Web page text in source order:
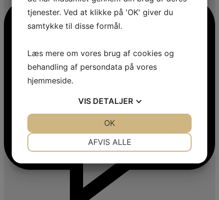
tjenester. Ved at klikke på 'OK' giver du
samtykke til disse formål.
Læs mere om vores brug af cookies og
behandling af persondata på vores
hjemmeside.
VIS DETALJER
MARKETING STATISTIK
AFVIS ALLE
OK